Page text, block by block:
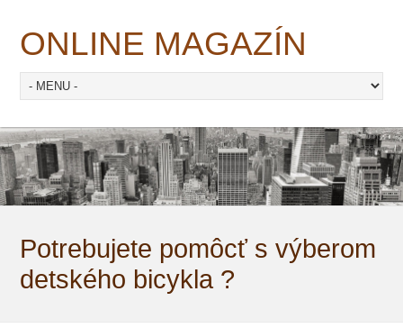
ONLINE MAGAZÍN
Potrebujete pomôcť s výberom
detského bicykla ?